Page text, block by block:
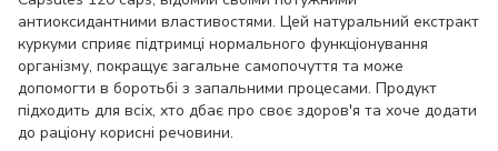
антиоксидантними властивостями. Цей натуральний екстракт
куркуми сприяє підтримці нормального функціонування
організму, покращує загальне самопочуття та може
допомогти в боротьбі з запальними процесами. Продукт
підходить для всіх, хто дбає про своє здоров'я та хоче додати
до раціону корисні речовини.